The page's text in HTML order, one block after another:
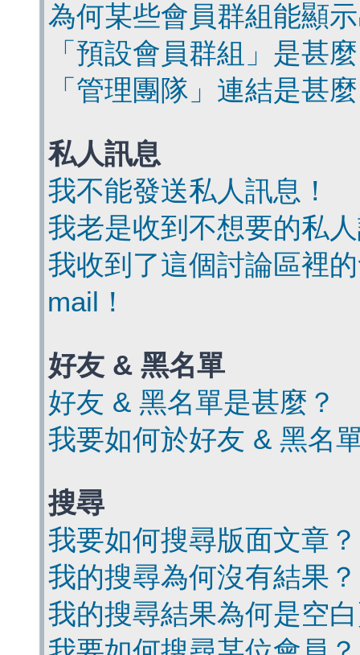
為何某些會員群組能顯
「預設會員群組」是甚
「管理團隊」連結是甚
私人訊息
我不能發送私人訊息！
我老是收到不想要的私
我收到了這個討論區裡
mail！
好友 & 黑名單
好友 & 黑名單是甚麼？
我要如何於好友 & 黑名
搜尋
我要如何搜尋版面文章？
我的搜尋為何沒有結果？
我的搜尋結果為何是空